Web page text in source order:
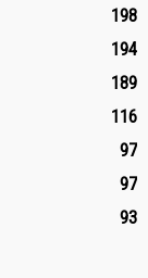
198
194
189
116
97
97
93